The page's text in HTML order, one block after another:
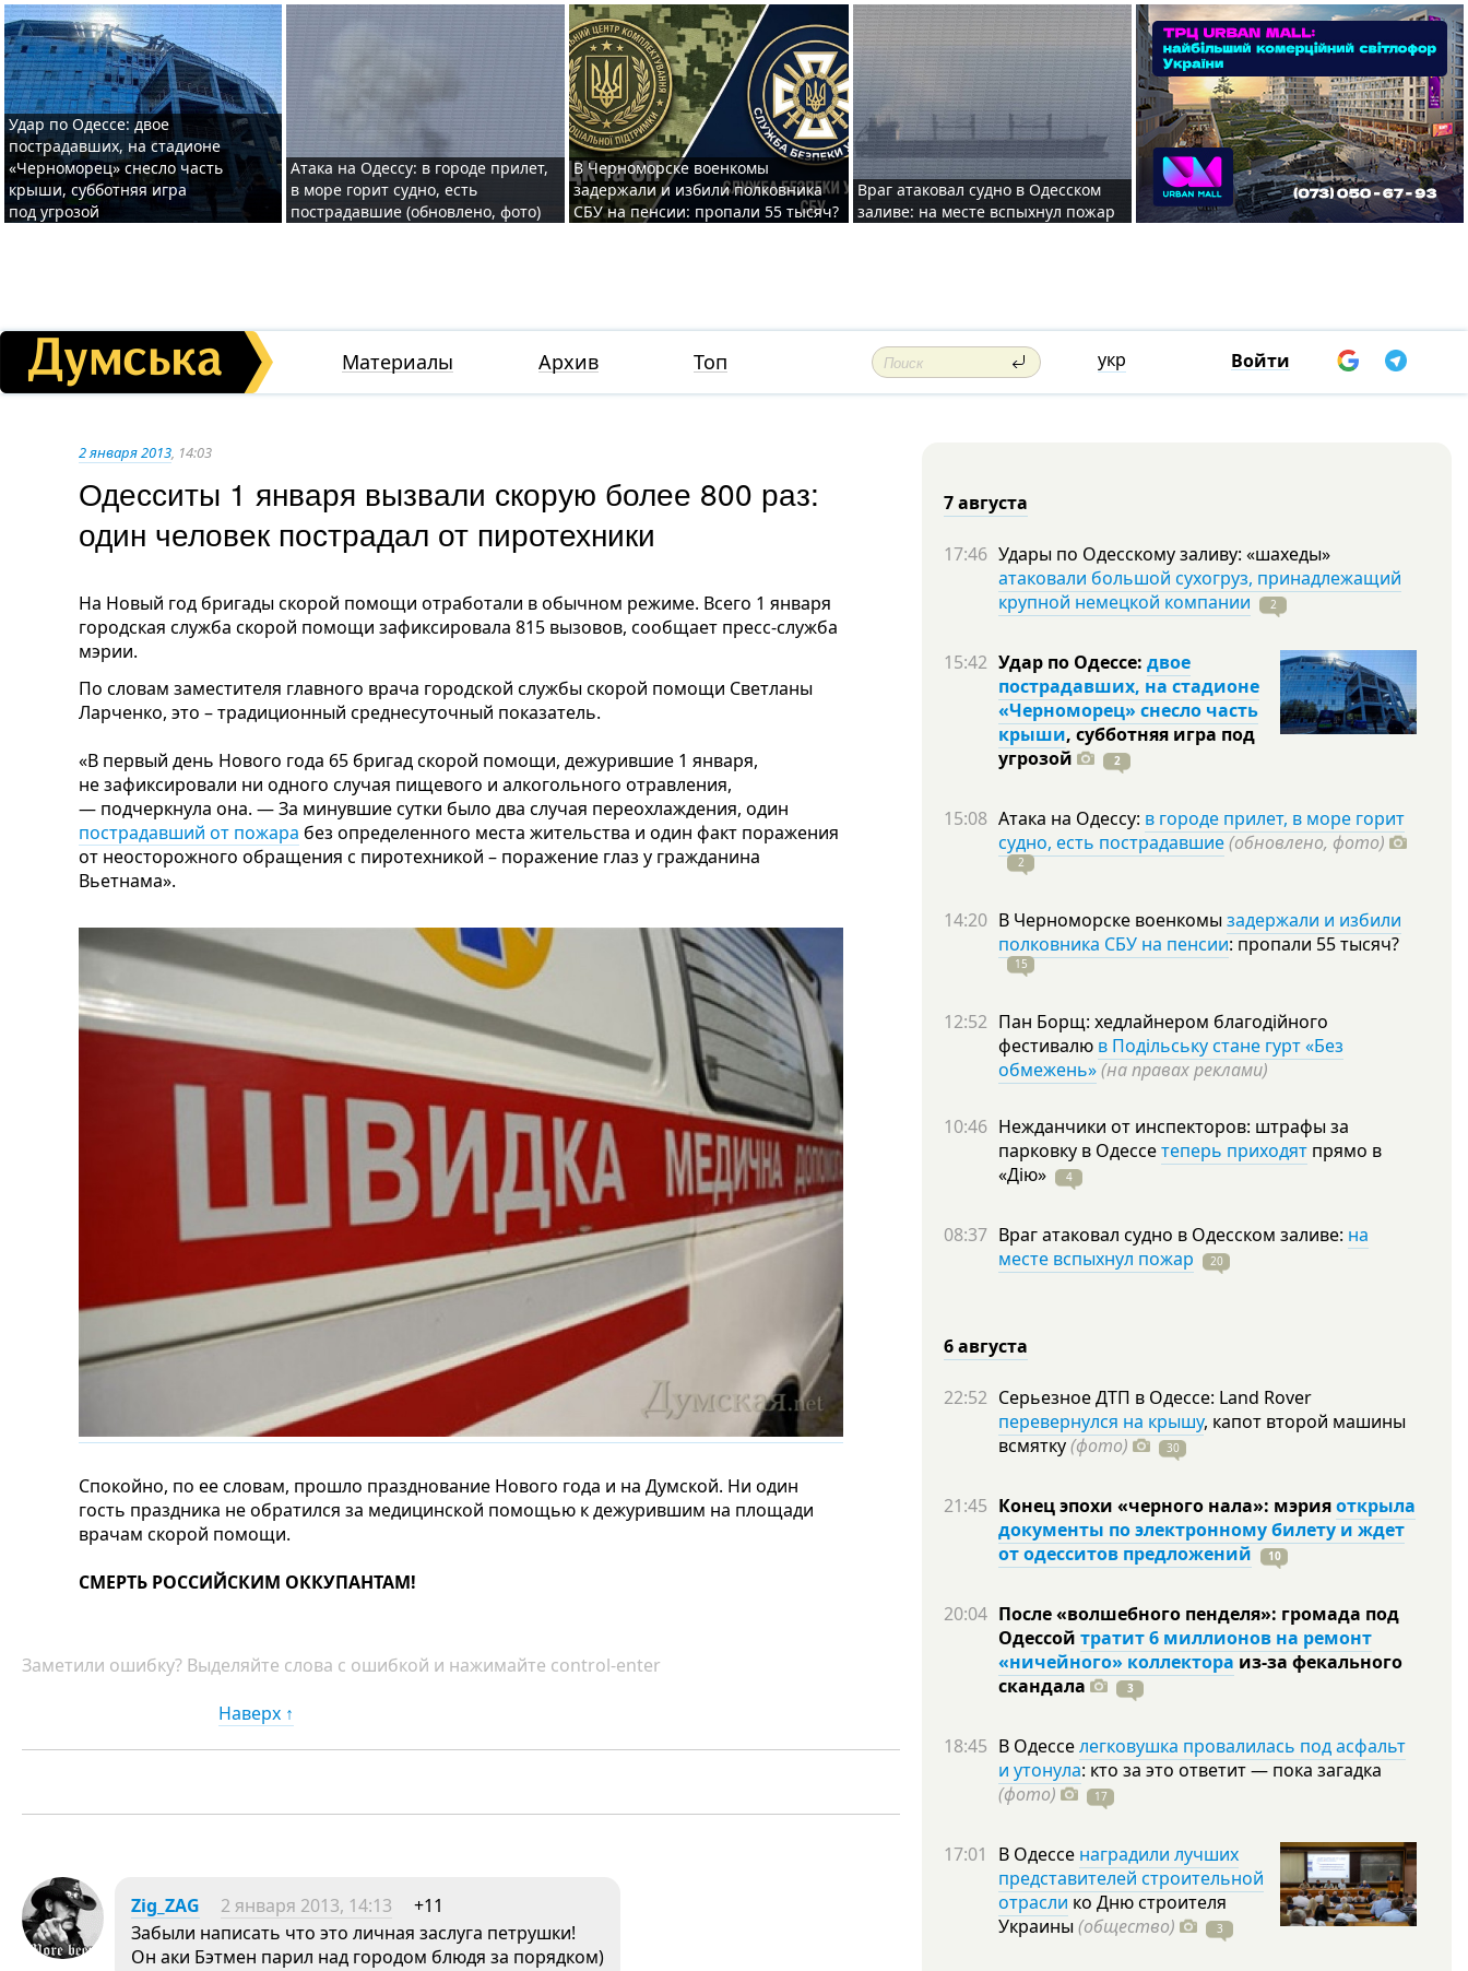
Удар по Одессе: двое
пострадавших, на стадионе
«Черноморец» снесло часть
крыши, субботняя игра
под угрозой
Атака на Одессу: в городе прилет,
в море горит судно, есть
пострадавшие (обновлено, фото)
В Черноморске военкомы
задержали и избили полковника
СБУ на пенсии: пропали 55 тысяч?
Враг атаковал судно в Одесском
заливе: на месте вспыхнул пожар
Материалы Архив Топ укр Войти
2 января 2013, 14:03
Одесситы 1 января вызвали скорую более 800 раз:
один человек пострадал от пиротехники
На Новый год бригады скорой помощи отработали в обычном режиме. Всего 1 января
городская служба скорой помощи зафиксировала 815 вызовов, сообщает пресс-служба
мэрии.
По словам заместителя главного врача городской службы скорой помощи Светланы
Ларченко, это – традиционный среднесуточный показатель.
«В первый день Нового года 65 бригад скорой помощи, дежурившие 1 января,
не зафиксировали ни одного случая пищевого и алкогольного отравления,
— подчеркнула она. — За минувшие сутки было два случая переохлаждения, один
пострадавший от пожара без определенного места жительства и один факт поражения
от неосторожного обращения с пиротехникой – поражение глаз у гражданина
Вьетнама».
Спокойно, по ее словам, прошло празднование Нового года и на Думской. Ни один
гость праздника не обратился за медицинской помощью к дежурившим на площади
врачам скорой помощи.
СМЕРТЬ РОССИЙСКИМ ОККУПАНТАМ!
Заметили ошибку? Выделяйте слова с ошибкой и нажимайте control-enter
Наверх ↑
Zig_ZAG 2 января 2013, 14:13
+11
Забыли написать что это личная заслуга петрушки!
Он аки Бэтмен парил над городом блюдя за порядком)
7 августа
17:46 Удары по Одесскому заливу: «шахеды»
атаковали большой сухогруз, принадлежащий
крупной немецкой компании
2
15:42 Удар по Одессе: двое
пострадавших, на стадионе
«Черноморец» снесло часть
крыши, субботняя игра под
угрозой
2
15:08 Атака на Одессу: в городе прилет, в море горит
судно, есть пострадавшие(обновлено, фото)
2
14:20 В Черноморске военкомы задержали и избили
полковника СБУ на пенсии: пропали 55тысяч?
15
12:52 Пан Борщ: хедлайнером благодійного
фестивалю в Подільську стане гурт «Без
обмежень»(на правах реклами)
10:46 Нежданчики от инспекторов: штрафы за
парковку в Одессетеперь приходят прямо в
«Дію»
4
08:37 Враг атаковал судно в Одесском заливе: на
месте вспыхнул пожар
20
6 августа
22:52 Серьезное ДТП в Одессе: Land Rover
перевернулся на крышу, капот второй машины
всмятку(фото) 30
21:45 Конец эпохи «черного нала»: мэрияоткрыла
документы по электронному билету и ждет
от одесситов предложений
10
20:04 После «волшебного пенделя»: громада под
Одессой тратит 6 миллионов на ремонт
«ничейного» коллектора из-за фекального
скандала
3
18:45 В Одесселегковушка провалилась под асфальт
и утонула: кто за это ответит — пока загадка
(фото)
17
17:01 В Одессе наградили лучших
представителей строительной
отрасли ко Дню строителя
Украины (общество) 3